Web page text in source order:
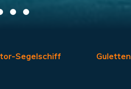
Segelschiff Guletten